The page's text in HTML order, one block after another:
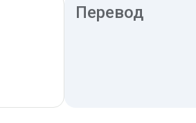
Перевод